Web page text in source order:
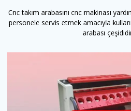
Cnc takım arabasını cnc makinası
personele servis etmek amacıyla
arabası